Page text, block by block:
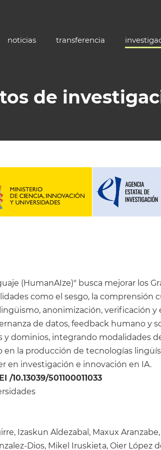
noticias transferencia
de
(HumanAIze)" busca mejorar los
como el sesgo, la comprensión
anonimización, verificación
de datos, feedback humano y
dominios, integrando modalidades
la producción de tecnologías
en investigación e innovación en IA.
10.13039/501100011033
Izaskun Aldezabal, Maxux
Dios, Mikel Iruskieta, Oier López